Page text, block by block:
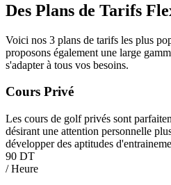
Des Plans de Tarifs
Voici nos 3 plans de tarifs les plus
proposons également une large
s'adapter à tous vos besoins.
Cours Privé
Les cours de golf privés sont
désirant une attention personnelle
développer des aptitudes
90 DT
/ Heure